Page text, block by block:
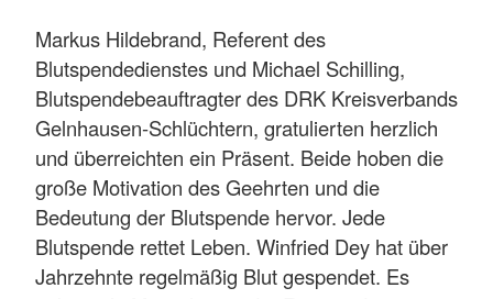
Markus Hildebrand, Referent des
Blutspendedienstes und Michael Schilling,
Blutspendebeauftragter des DRK Kreisverbands
Gelnhausen-Schlüchtern, gratulierten herzlich
und überreichten ein Präsent. Beide hoben die
große Motivation des Geehrten und die
Bedeutung der Blutspende hervor. Jede
Blutspende rettet Leben. Winfried Dey hat über
Jahrzehnte regelmäßig Blut gespendet. Es